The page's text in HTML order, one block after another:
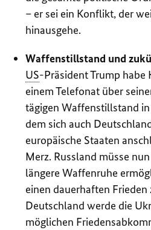
– er sei ein Konflikt, der
hinausgehe.
Waffenstillstand und
US-Präsident Trump habe
einem Telefonat über
tägigen Waffenstillstand
dem sich auch
europäische Staaten
Merz. Russland müsse
längere Waffenruhe
einen dauerhaften Frieden
Deutschland werde die
möglichen